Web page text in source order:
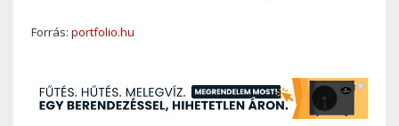
Forrás: portfolio.hu